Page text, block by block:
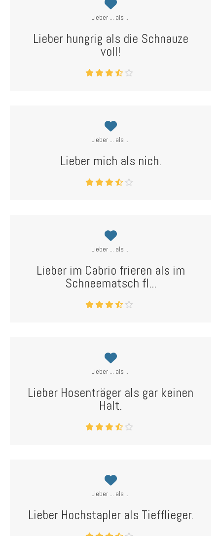
Lieber ... als ...
Lieber hungrig als die Schnauze
voll!
Lieber ... als ...
Lieber mich als nich.
Lieber ... als ...
Lieber im Cabrio frieren als im
Schneematsch fl...
Lieber ... als ...
Lieber Hosenträger als gar keinen
Halt.
Lieber ... als ...
Lieber Hochstapler als Tiefflieger.